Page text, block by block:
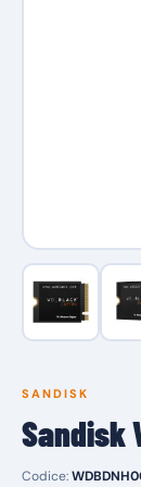
SANDISK
Sandisk
Codice: